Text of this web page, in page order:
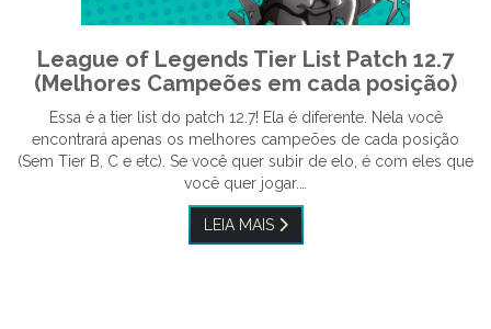
League of Legends Tier List Patch 12.7
(Melhores Campeões em cada posição)
Essa é a tier list do patch 12.7! Ela é diferente. Nela você
encontrará apenas os melhores campeões de cada posição
(Sem Tier B, C e etc). Se você quer subir de elo, é com eles que
você quer jogar.…
LEIA MAIS